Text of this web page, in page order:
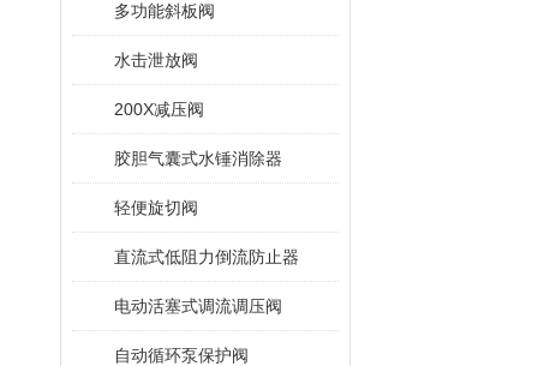
多功能斜板阀
水击泄放阀
200X减压阀
胶胆气囊式水锤消除器
轻便旋切阀
直流式低阻力倒流防止器
电动活塞式调流调压阀
自动循环泵保护阀